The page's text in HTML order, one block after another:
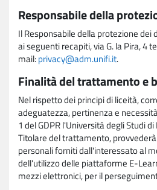
Responsabile della
Il Responsabile della protezione dei
ai seguenti recapiti, via G. la Pira, 4
mail:privacy@adm.unifi.it.
Finalità del trattamento e
Nel rispetto dei principi di liceità,
adeguatezza, pertinenza e
1 del GDPR l'Università degli Studi
Titolare del trattamento,
personali forniti dall'interessato al
dell'utilizzo delle piattaforme E-
mezzi elettronici, per il